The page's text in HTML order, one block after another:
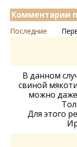
Комментарии
Последние
В данном
свиной
можно даже
Для этого